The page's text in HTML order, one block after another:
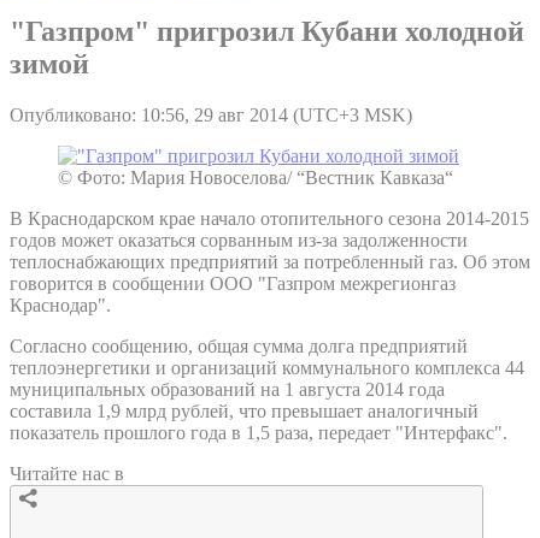
"Газпром" пригрозил Кубани холодной
зимой
Опубликовано: 10:56, 29 авг 2014 (UTC+3 MSK)
© Фото: Мария Новоселова/ “Вестник Кавказа“
В Краснодарском крае начало отопительного сезона 2014-2015
годов может оказаться сорванным из-за задолженности
теплоснабжающих предприятий за потребленный газ. Об этом
говорится в сообщении ООО "Газпром межрегионгаз
Краснодар".
Согласно сообщению, общая сумма долга предприятий
теплоэнергетики и организаций коммунального комплекса 44
муниципальных образований на 1 августа 2014 года
составила 1,9 млрд рублей, что превышает аналогичный
показатель прошлого года в 1,5 раза, передает "Интерфакс".
Читайте нас в